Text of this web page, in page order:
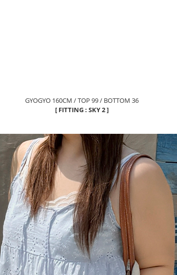
GYOGYO 160CM / TOP 99 / BOTTOM 36
[ FITTING : SKY 2 ]